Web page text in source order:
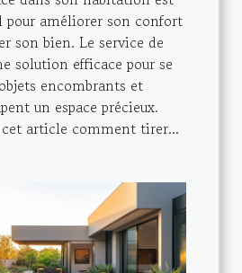
pour améliorer son confort
son bien. Le service de
solution efficace pour se
encombrants et
un espace précieux.
cet article comment tirer...